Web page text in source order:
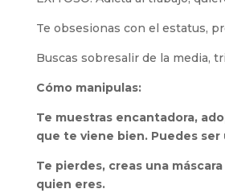
Te obsesionas con el estatus,
Buscas sobresalir de la media,
Cómo manipulas:
Te muestras encantadora,
que te viene bien. Puedes ser
Te pierdes, creas una
quien eres.